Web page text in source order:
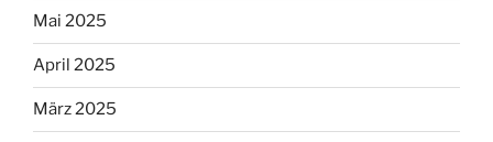
Mai 2025
April 2025
März 2025